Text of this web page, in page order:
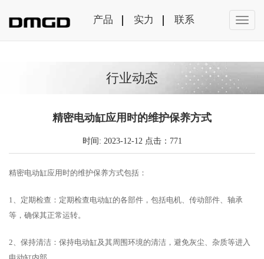
产品 实力 联系
行业动态
精密电动缸应用时的维护保养方式
时间: 2023-12-12 点击：771
精密电动缸应用时的维护保养方式包括：
1、定期检查：定期检查电动缸的各部件，包括电机、传动部件、轴承
等，确保其正常运转。
2、保持清洁：保持电动缸及其周围环境的清洁，避免灰尘、杂质等进入